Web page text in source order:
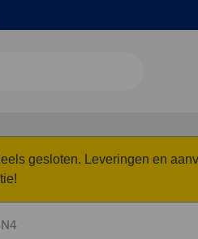
gesloten. Leveringen en